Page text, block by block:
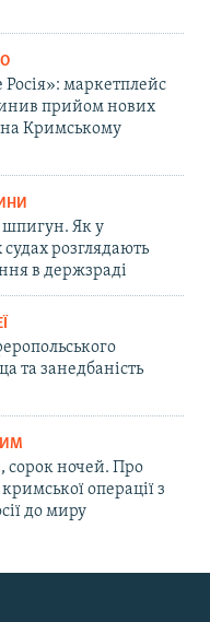
маркетплейс
прийом нових
Кримському
шпигун. Як у
розглядають
в держзраді
та занедбаність
сорок ночей. Про
операції з
до миру